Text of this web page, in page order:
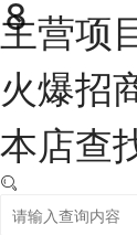
主营项
火爆招
本店查